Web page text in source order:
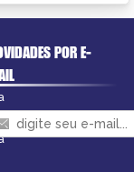
POR E-